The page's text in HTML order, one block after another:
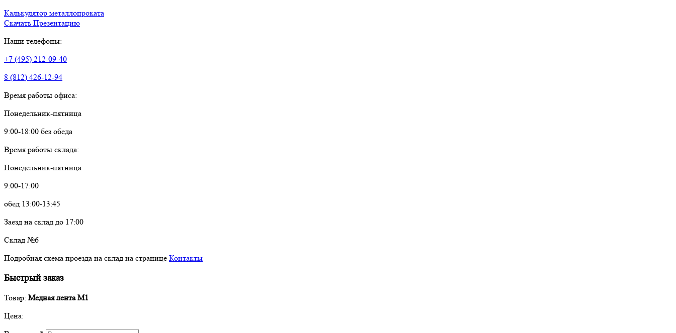
Калькулятор металлопроката
Скачать Презентацию
Наши телефоны:
+7 (495) 212-09-40
8 (812) 426-12-94
Время работы офиса:
Понедельник-пятница
9:00-18:00 без обеда
Время работы склада:
Понедельник-пятница
9:00-17:00
обед 13:00-13:45
Заезд на склад до 17:00
Склад №6
Подробная схема проезда на склад на странице Контакты
Быстрый заказ
Товар: Медная лента М1
Цена: